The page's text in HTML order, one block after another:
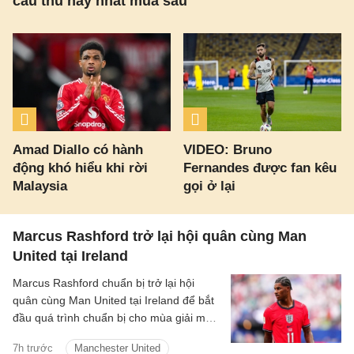
Amad Diallo có hành
động khó hiểu khi rời
Malaysia
VIDEO: Bruno
Fernandes được fan kêu
gọi ở lại
Marcus Rashford trở lại hội quân cùng Man
United tại Ireland
7h trước Manchester United
Marcus Rashford chuẩn bị trở lại hội
quân cùng Man United tại Ireland để bắt
đầu quá trình chuẩn bị cho mùa giải mới.